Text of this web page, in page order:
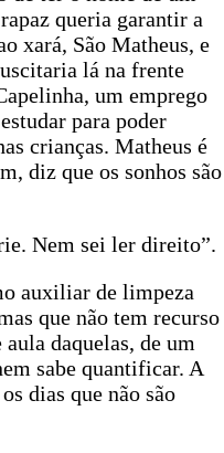
queria garantir a
xará, São Matheus, e
lá na frente
um emprego
para poder
crianças. Matheus é
diz que os sonhos são
Nem sei ler direito”.
auxiliar de limpeza
que não tem recurso
daquelas, de um
sabe quantificar. A
dias que não são